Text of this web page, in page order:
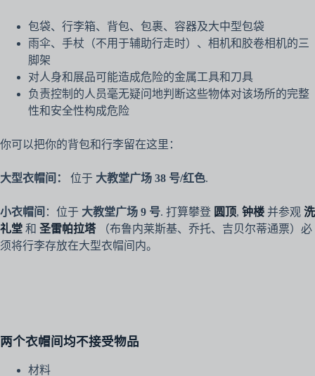
包袋、行李箱、背包、包裹、容器及大中型包袋
雨伞、手杖（不用于辅助行走时）、相机和胶卷相机的三
脚架
对人身和展品可能造成危险的金属工具和刀具
负责控制的人员毫无疑问地判断这些物体对该场所的完整
性和安全性构成危险
你可以把你的背包和行李留在这里：
大型衣帽间： 位于 大教堂广场 38 号/红色.
小衣帽间 ：位于 大教堂广场 9 号. 打算攀登 圆顶, 钟楼 并参观 洗
礼堂 和 圣雷帕拉塔（布鲁内莱斯基、乔托、吉贝尔蒂通票）必
须将行李存放在大型衣帽间内。
两个衣帽间均不接受物品
材料